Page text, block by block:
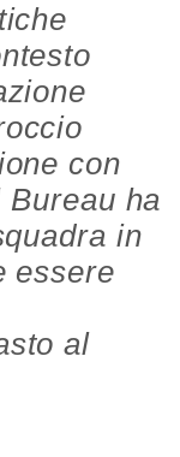
con
ha
in
essere
al